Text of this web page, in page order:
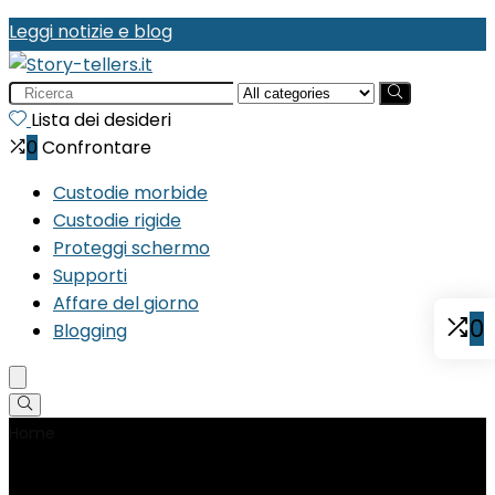
Leggi notizie e blog
Search
for:Lista dei desideri
0 Confrontare
Custodie morbide
Custodie rigide
Proteggi schermo
Supporti
Affare del giorno
Blogging
0